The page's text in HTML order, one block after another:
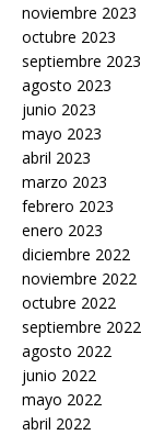
noviembre 2023
octubre 2023
septiembre 2023
agosto 2023
junio 2023
mayo 2023
abril 2023
marzo 2023
febrero 2023
enero 2023
diciembre 2022
noviembre 2022
octubre 2022
septiembre 2022
agosto 2022
junio 2022
mayo 2022
abril 2022